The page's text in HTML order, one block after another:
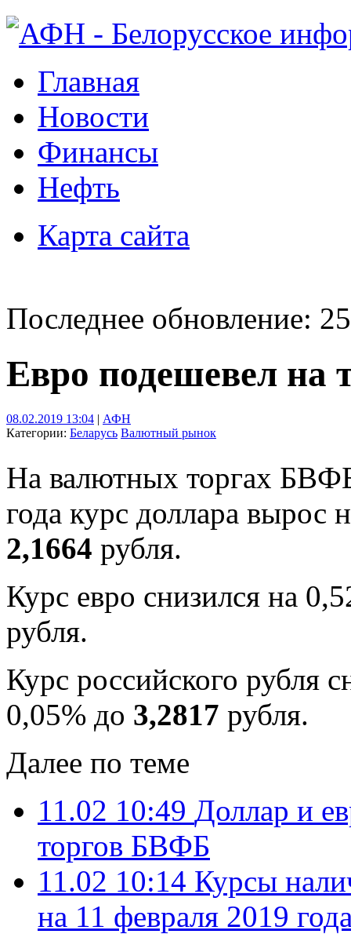
Главная
Новости
Финансы
Нефть
Карта сайта
Последнее обновление:
Евро подешевел на
08.02.2019 13:04 | АФН
Категории: Беларусь Валютный рынок
На валютных торгах
года курс доллара вырос
2,1664 рубля.
Курс евро снизился на
рубля.
Курс российского рубля
0,05% до 3,2817 рубля.
Далее по теме
11.02 10:49 Доллар и
торгов БВФБ
11.02 10:14 Курсы
на 11 февраля 2019